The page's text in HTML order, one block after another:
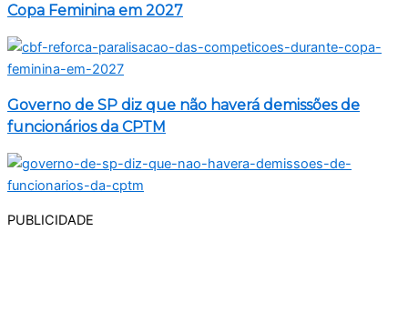
Copa Feminina em 2027
Governo de SP diz que não haverá demissões de
funcionários da CPTM
PUBLICIDADE